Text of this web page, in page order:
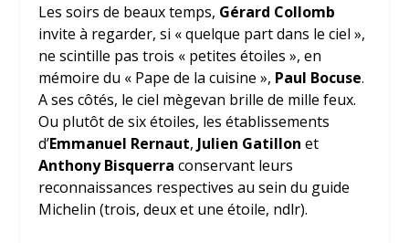
Les soirs de beaux temps, Gérard Collomb
invite à regarder, si « quelque part dans le ciel »,
ne scintille pas trois « petites étoiles », en
mémoire du « Pape de la cuisine », Paul Bocuse.
A ses côtés, le ciel mègevan brille de mille feux.
Ou plutôt de six étoiles, les établissements
d’Emmanuel Rernaut, Julien Gatillon et
Anthony Bisquerra conservant leurs
reconnaissances respectives au sein du guide
Michelin (trois, deux et une étoile, ndlr).